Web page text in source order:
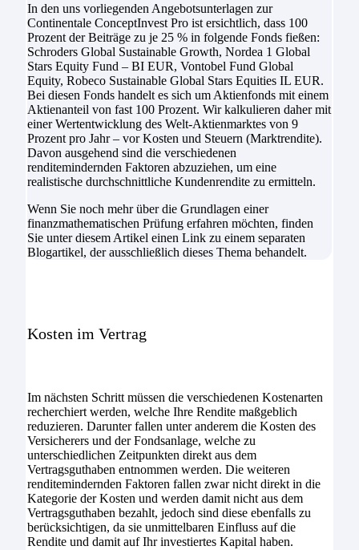
In den uns vorliegenden Angebotsunterlagen zur
Continentale ConceptInvest Pro ist ersichtlich, dass 100
Prozent der Beiträge zu je 25 % in folgende Fonds fießen:
Schroders Global Sustainable Growth, Nordea 1 Global
Stars Equity Fund – BI EUR, Vontobel Fund Global
Equity, Robeco Sustainable Global Stars Equities IL EUR.
Bei diesen Fonds handelt es sich um Aktienfonds mit einem
Aktienanteil von fast 100 Prozent. Wir kalkulieren daher mit
einer Wertentwicklung des Welt-Aktienmarktes von 9
Prozent pro Jahr – vor Kosten und Steuern (Marktrendite).
Davon ausgehend sind die verschiedenen
renditemindernden Faktoren abzuziehen, um eine
realistische durchschnittliche Kundenrendite zu ermitteln.
Wenn Sie noch mehr über die Grundlagen einer
finanzmathematischen Prüfung erfahren möchten, finden
Sie unter diesem Artikel einen Link zu einem separaten
Blogartikel, der ausschließlich dieses Thema behandelt.
Kosten im Vertrag
Im nächsten Schritt müssen die verschiedenen Kostenarten
recherchiert werden, welche Ihre Rendite maßgeblich
reduzieren. Darunter fallen unter anderem die Kosten des
Versicherers und der Fondsanlage, welche zu
unterschiedlichen Zeitpunkten direkt aus dem
Vertragsguthaben entnommen werden. Die weiteren
renditemindernden Faktoren fallen zwar nicht direkt in die
Kategorie der Kosten und werden damit nicht aus dem
Vertragsguthaben bezahlt, jedoch sind diese ebenfalls zu
berücksichtigen, da sie unmittelbaren Einfluss auf die
Rendite und damit auf Ihr investiertes Kapital haben.